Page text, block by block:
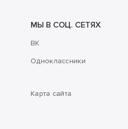
МЫ В СОЦ. СЕТЯХ
ВК
Одноклассники
Карта сайта